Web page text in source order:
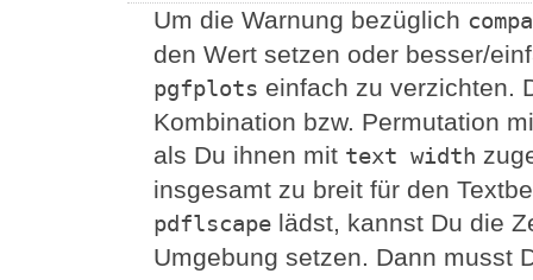
Um die Warnung bezüglich
den Wert setzen oder besser/
pgfplots einfach zu verzichten.
Kombination bzw. Permutation
als Du ihnen mit text width
insgesamt zu breit für den
pdflscape lädst, kannst Du die
Umgebung setzen. Dann musst